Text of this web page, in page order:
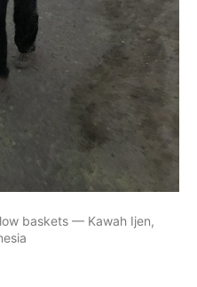
baskets — Kawah Ijen,